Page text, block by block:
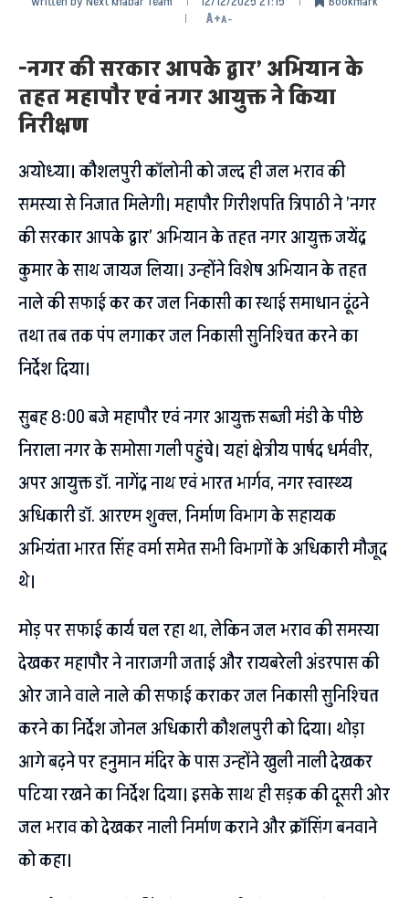
A+A-
-नगर की सरकार आपके द्वार’ अभियान के
तहत महापौर एवं नगर आयुक्त ने किया
निरीक्षण
अयोध्या। कौशलपुरी कॉलोनी को जल्द ही जल भराव की
समस्या से निजात मिलेगी। महापौर गिरीशपति त्रिपाठी ने ’नगर
की सरकार आपके द्वार’ अभियान के तहत नगर आयुक्त जयेंद्र
कुमार के साथ जायज लिया। उन्होंने विशेष अभियान के तहत
नाले की सफाई कर कर जल निकासी का स्थाई समाधान ढूंढने
तथा तब तक पंप लगाकर जल निकासी सुनिश्चित करने का
निर्देश दिया।
सुबह 8ः00 बजे महापौर एवं नगर आयुक्त सब्जी मंडी के पीछे
निराला नगर के समोसा गली पहुंचे। यहां क्षेत्रीय पार्षद धर्मवीर,
अपर आयुक्त डॉ. नागेंद्र नाथ एवं भारत भार्गव, नगर स्वास्थ्य
अधिकारी डॉ. आरएम शुक्ल, निर्माण विभाग के सहायक
अभियंता भारत सिंह वर्मा समेत सभी विभागों के अधिकारी मौजूद
थे।
मोड़ पर सफाई कार्य चल रहा था, लेकिन जल भराव की समस्या
देखकर महापौर ने नाराजगी जताई और रायबरेली अंडरपास की
ओर जाने वाले नाले की सफाई कराकर जल निकासी सुनिश्चित
करने का निर्देश जोनल अधिकारी कौशलपुरी को दिया। थोड़ा
आगे बढ़ने पर हनुमान मंदिर के पास उन्होंने खुली नाली देखकर
पटिया रखने का निर्देश दिया। इसके साथ ही सड़क की दूसरी ओर
जल भराव को देखकर नाली निर्माण कराने और क्रॉसिंग बनवाने
को कहा।